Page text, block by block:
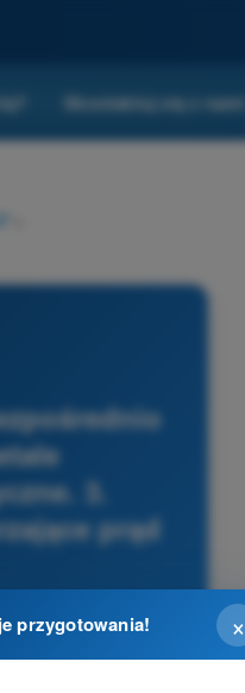
Skontaktuj się z nami
3.
prąd
×
przygotowania!